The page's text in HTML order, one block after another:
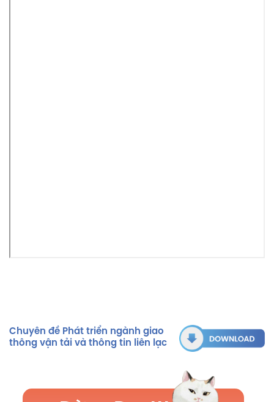
Chuyên đề Phát triển ngành giao
thông vận tải và thông tin liên lạc